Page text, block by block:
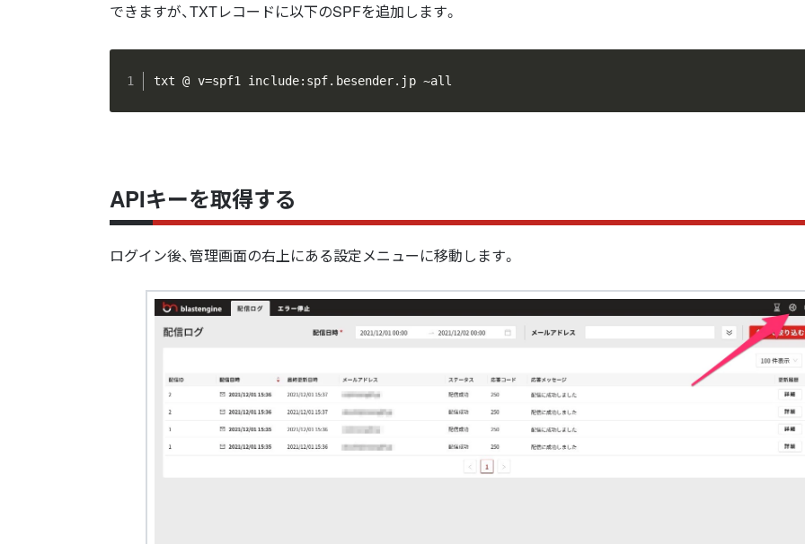
できますが、TXTレコードに以下のSPFを追加します。
txt @ v=spf1 include:spf.besender.jp ~all
APIキーを取得する
ログイン後、管理画面の右上にある設定メニューに移動します。